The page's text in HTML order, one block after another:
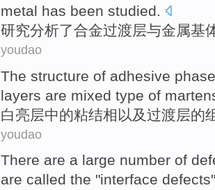
metal has been studied.
研究分析了合金过渡层与金属基
youdao
The structure of adhesive phase
layers are mixed type of
白亮层中的粘结相 以及过渡层的
youdao
There are a large number of
are called the "interface